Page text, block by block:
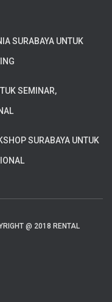
SURABAYA UNTUK
SEMINAR,
SURABAYA UNTUK
@ 2018 RENTAL